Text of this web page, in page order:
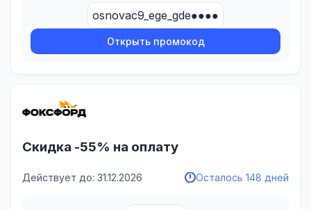
osnovac9_ege_gde●●●●
Открыть промокод
Скидка -55% на оплату
Действует до: 31.12.2026 Осталось 148 дней